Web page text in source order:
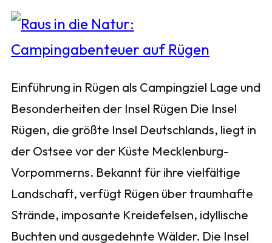
Einführung in Rügen als Campingziel Lage und
Besonderheiten der Insel Rügen Die Insel
Rügen, die größte Insel Deutschlands, liegt in
der Ostsee vor der Küste Mecklenburg-
Vorpommerns. Bekannt für ihre vielfältige
Landschaft, verfügt Rügen über traumhafte
Strände, imposante Kreidefelsen, idyllische
Buchten und ausgedehnte Wälder. Die Insel